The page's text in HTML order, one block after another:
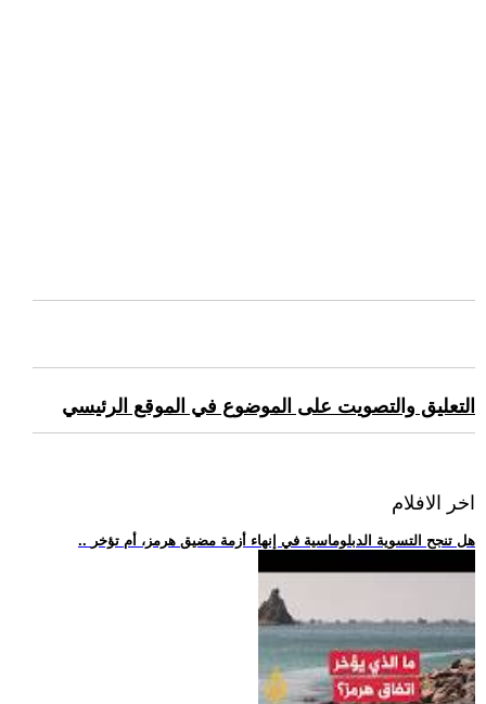
التعليق والتصويت على الموضوع في الموقع الرئيسي
اخر الافلام
.. هل تنجح التسوية الدبلوماسية في إنهاء أزمة مضيق هرمز، أم تؤخر